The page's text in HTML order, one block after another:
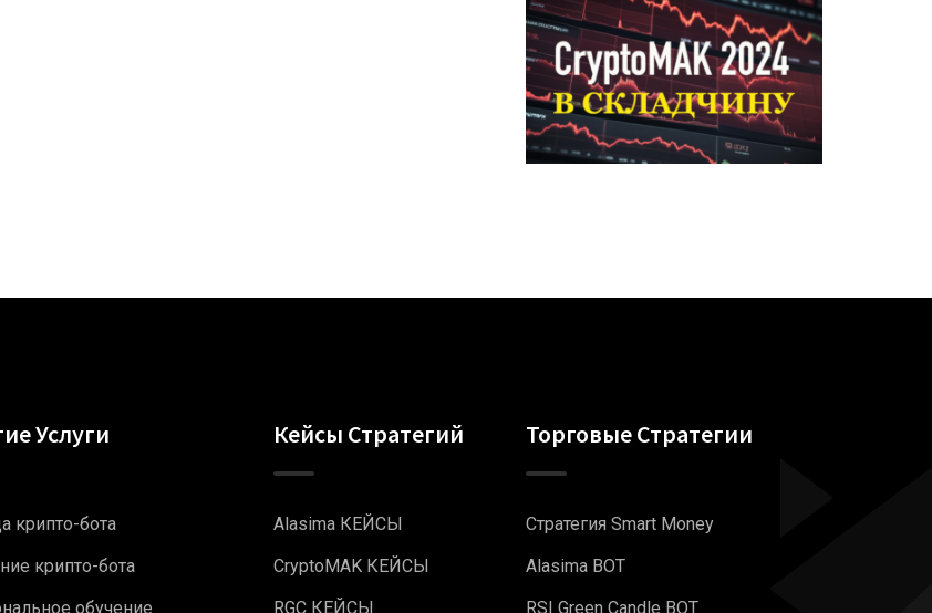
Услуги
крипто-бота
крипто-бота
обучение
Кейсы Стратегий
Alasima КЕЙСЫ
CryptoMAK КЕЙСЫ
RGC КЕЙСЫ
Торговые Стратегии
Стратегия Smart Money
Alasima BOT
RSI Green Candle BOT